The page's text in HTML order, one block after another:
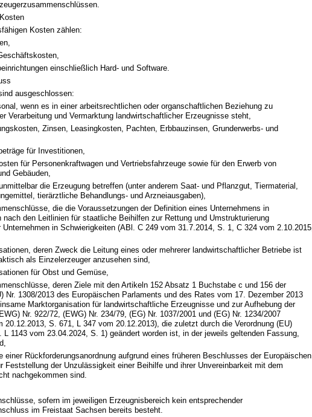
Kosten zählen:
einschließlich Hard- und Software.
ausgeschlossen:
wenn es in einer arbeitsrechtlichen oder organschaftlichen Beziehung zu
Verarbeitung und Vermarktung landwirtschaftlicher Erzeugnisse steht,
Zinsen, Leasingkosten, Pachten, Erbbauzinsen, Grunderwerbs- und
für Investitionen,
für Personenkraftwagen und Vertriebsfahrzeuge sowie für den Erwerb von
Gebäuden,
die Erzeugung betreffen (unter anderem Saat- und Pflanzgut, Tiermaterial,
tierärztliche Behandlungs- und Arzneiausgaben),
die die Voraussetzungen der Definition eines Unternehmens in
nach den Leitlinien für staatliche Beihilfen zur Rettung und Umstrukturierung
in Schwierigkeiten (ABl. C 249 vom 31.7.2014, S. 1, C 324 vom 2.10.2015,
deren Zweck die Leitung eines oder mehrerer landwirtschaftlicher Betriebe ist
als Einzelerzeuger anzusehen sind,
für Obst und Gemüse,
deren Ziele mit den Artikeln 152 Absatz 1 Buchstabe c und 156 der
Nr. 1308/2013 des Europäischen Parlaments und des Rates vom 17. Dezember 2013
Marktorganisation für landwirtschaftliche Erzeugnisse und zur Aufhebung der
Nr. 922/72, (EWG) Nr. 234/79, (EG) Nr. 1037/2001 und (EG) Nr. 1234/2007
20.12.2013, S. 671, L 347 vom 20.12.2013), die zuletzt durch die Verordnung (EU)
L 1143 vom 23.04.2024, S. 1) geändert worden ist, in der jeweils geltenden Fassung,
einer Rückforderungsanordnung aufgrund eines früheren Beschlusses der Europäischen
Feststellung der Unzulässigkeit einer Beihilfe und ihrer Unvereinbarkeit mit dem
nachgekommen sind.
sofern im jeweiligen Erzeugnisbereich kein entsprechender
im Freistaat Sachsen bereits besteht.